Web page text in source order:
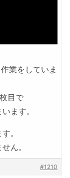
業をしていま
目で
ます。
。
ん。
#1210